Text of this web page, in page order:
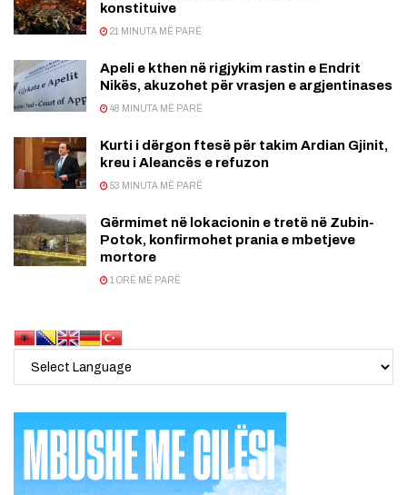
konstituive
21 MINUTA MË PARË
Apeli e kthen në rigjykim rastin e Endrit
Nikës, akuzohet për vrasjen e argjentinases
48 MINUTA MË PARË
Kurti i dërgon ftesë për takim Ardian Gjinit,
kreu i Aleancës e refuzon
53 MINUTA MË PARË
Gërmimet në lokacionin e tretë në Zubin-
Potok, konfirmohet prania e mbetjeve
mortore
1 ORË MË PARË